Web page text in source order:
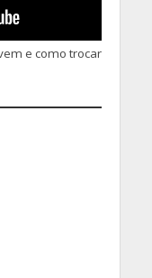
e como trocar